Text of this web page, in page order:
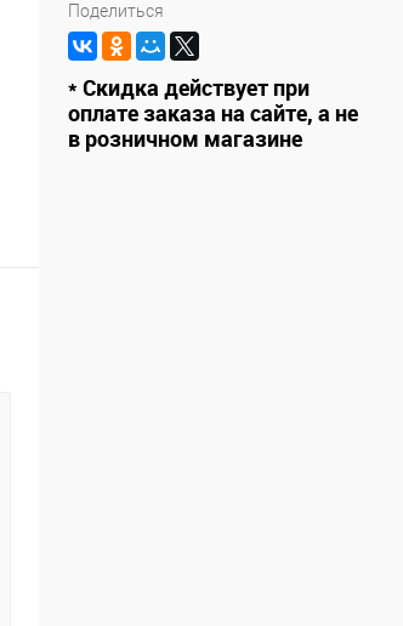
Поделиться
* Скидка действует при
оплате заказа на сайте, а не
в розничном магазине